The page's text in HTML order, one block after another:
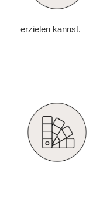
erzielen kannst.